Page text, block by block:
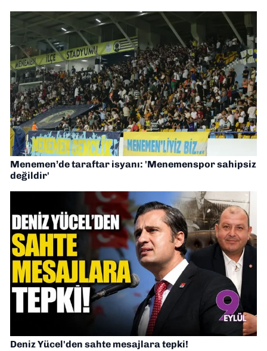
Menemen’de taraftar isyanı: 'Menemenspor sahipsiz
değildir'
Deniz Yücel'den sahte mesajlara tepki!